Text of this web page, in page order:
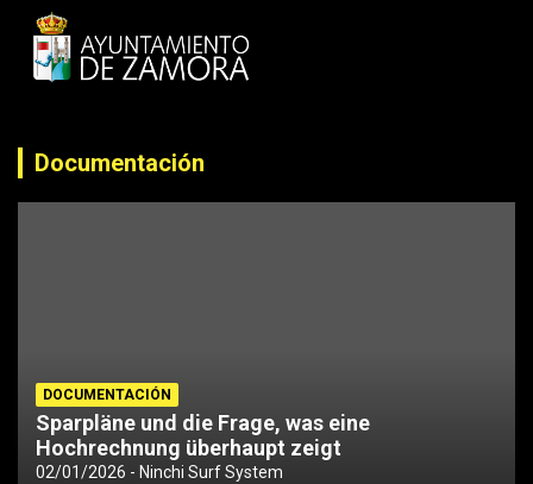
Documentación
DOCUMENTACIÓN
Sparpläne und die Frage, was eine
Hochrechnung überhaupt zeigt
02/01/2026 Ninchi Surf System